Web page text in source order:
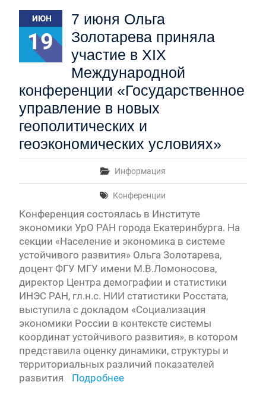
Вячеслав Никонов в программе «Большая игра» —
Первый канал, 27.07.2026. Часть 1-2
Конкурсные списки лиц, прошедших
вступительные испытания в МГУ имени
М.В.Ломоносова в 2026 году по каждому
конкурсу (ранжированные списки поступающих)
Вячеслав Никонов в программе «Большая игра» —
Первый канал, 24.07.2026. Часть 1-2
Вячеслав Никонов в программе «Большая игра» —
Первый канал, 06.08.2026. Часть 1-3
ИЮН
19
7 июня Ольга
Золотарева приняла
участие в XIX
Международной
конференции «Государственное
управление в новых
геополитических и
геоэкономических условиях»
Информация
Конференции
Конференция состоялась в Институте
экономики УрО РАН города Екатеринбурга. На
секции «Население и экономика в системе
устойчивого развития» Ольга Золотарева,
доцент ФГУ МГУ имени М.В.Ломоносова,
директор Центра демографии и статистики
ИНЭС РАН, гл.н.с. НИИ статистики Росстата,
выступила с докладом «Социализация
экономики России в контексте системы
координат устойчивого развития», в котором
представила оценку динамики, структуры и
территориальных различий показателей
развития
Подробнее